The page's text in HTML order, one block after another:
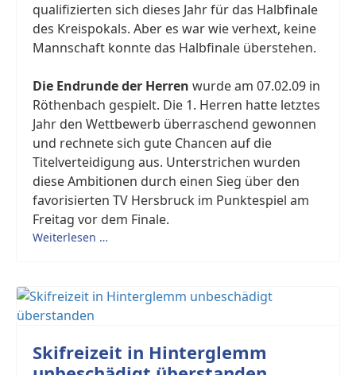
qualifizierten sich dieses Jahr für das Halbfinale
des Kreispokals. Aber es war wie verhext, keine
Mannschaft konnte das Halbfinale überstehen.
Die Endrunde der Herren wurde am 07.02.09 in
Röthenbach gespielt. Die 1. Herren hatte letztes
Jahr den Wettbewerb überraschend gewonnen
und rechnete sich gute Chancen auf die
Titelverteidigung aus. Unterstrichen wurden
diese Ambitionen durch einen Sieg über den
favorisierten TV Hersbruck im Punktespiel am
Freitag vor dem Finale.
Weiterlesen …
Skifreizeit in Hinterglemm